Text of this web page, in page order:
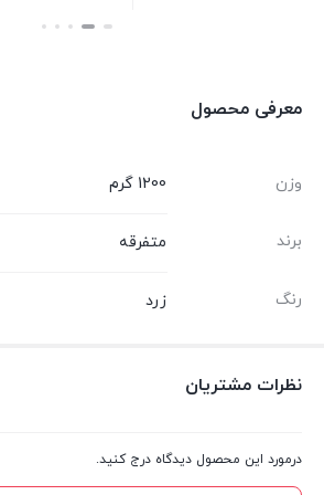
معرفی محصول
وزن 1200 گرم
برند متفرقه
رنگ زرد
نظرات مشتریان
درمورد این محصول دیدگاه درج کنید.